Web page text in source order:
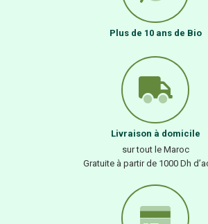
Plus de 10 ans de Bio
Livraison à domicile
sur tout le Maroc
Gratuite à partir de 1000 Dh